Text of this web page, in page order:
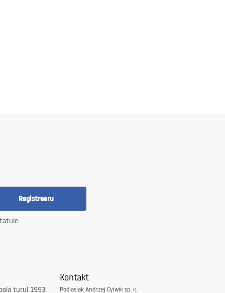
Registreeru
turul 1993.
Kontakt
Podlasiak Andrzej Cylwik sp. k.